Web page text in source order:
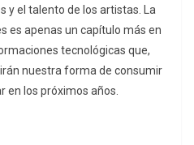
y el talento de los artistas. La
es apenas un capítulo más en
tecnológicas que,
nuestra forma de consumir
en los próximos años.